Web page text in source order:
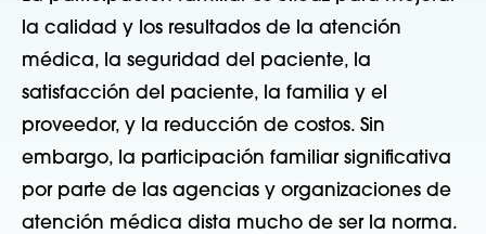
la calidad y los resultados de la atención
médica, la seguridad del paciente, la
satisfacción del paciente, la familia y el
proveedor, y la reducción de costos. Sin
embargo, la participación familiar significativa
por parte de las agencias y organizaciones de
atención médica dista mucho de ser la norma.